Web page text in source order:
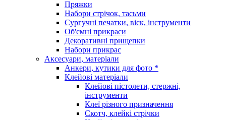
Пряжки
Набори стрічок, тасьми
Сургучні печатки, віск, інструменти
Об'ємні прикраси
Декоративні прищепки
Набори прикрас
Аксесуари, матеріали
Анкери, кутики для фото *
Клейові матеріали
Клейові пістолети, стержні,
інструменти
Клеї різного призначення
Скотч, клейкі стрічки